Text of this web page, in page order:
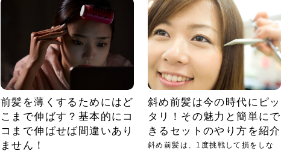
前髪を薄くするためにはど
こまで伸ばす？基本的にコ
コまで伸ばせば間違いあり
ません！
斜め前髪は今の時代にピッ
タリ！その魅力と簡単にで
きるセットのやり方を紹介
斜め前髪は、1度挑戦して損をしな